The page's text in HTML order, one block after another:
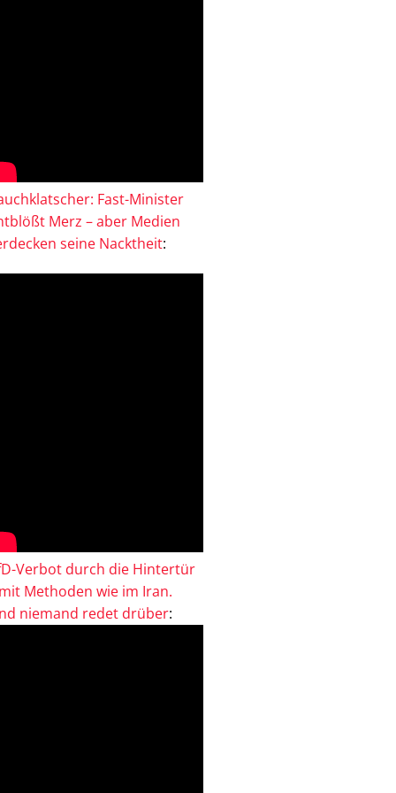
Fast-Minister
Merz – aber Medien
seine Nacktheit:
Verbot durch die Hintertür
Methoden wie im Iran.
niemand redet drüber: